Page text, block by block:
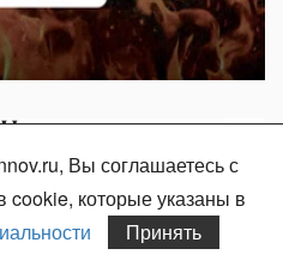
Вы соглашаетесь с
которые указаны в
Принять